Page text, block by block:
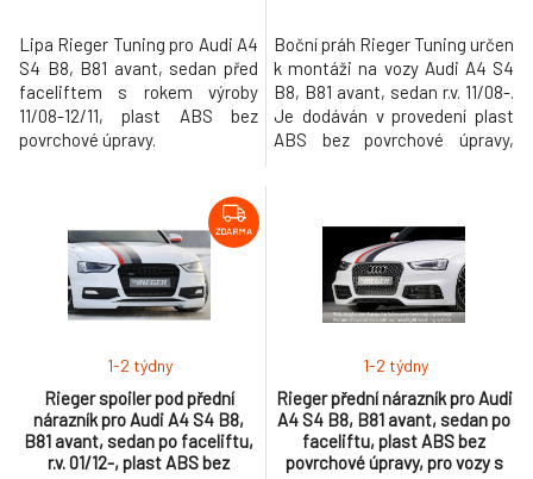
Lipa Rieger Tuning pro Audi A4
S4 B8, B81 avant, sedan před
faceliftem s rokem výroby
11/08-12/11, plast ABS bez
povrchové úpravy.
Boční práh Rieger Tuning určen
k montáži na vozy Audi A4 S4
B8, B81 avant, sedan r.v. 11/08-.
Je dodáván v provedení plast
ABS bez povrchové úpravy,
ZDARMA
Rieger spoiler pod přední
nárazník pro Audi A4 S4 B8,
B81 avant, sedan po faceliftu,
r.v. 01/12-, plast ABS bez
1-2 týdny
Rieger přední nárazník pro Audi
A4 S4 B8, B81 avant, sedan po
faceliftu, plast ABS bez
povrchové úpravy, pro vozy s
1-2 týdny